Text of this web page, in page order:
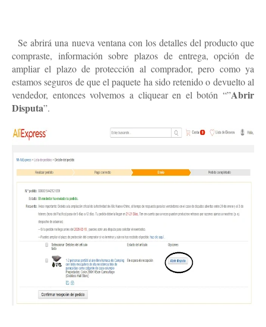
Se abrirá una nueva ventana con los detalles del producto que
compraste, información sobre plazos de entrega, opción de
ampliar el plazo de protección al comprador, pero como ya
estamos seguros de que el paquete ha sido retenido o devuelto al
vendedor, entonces volvemos a cliquear en el botón “”Abrir
Disputa”.